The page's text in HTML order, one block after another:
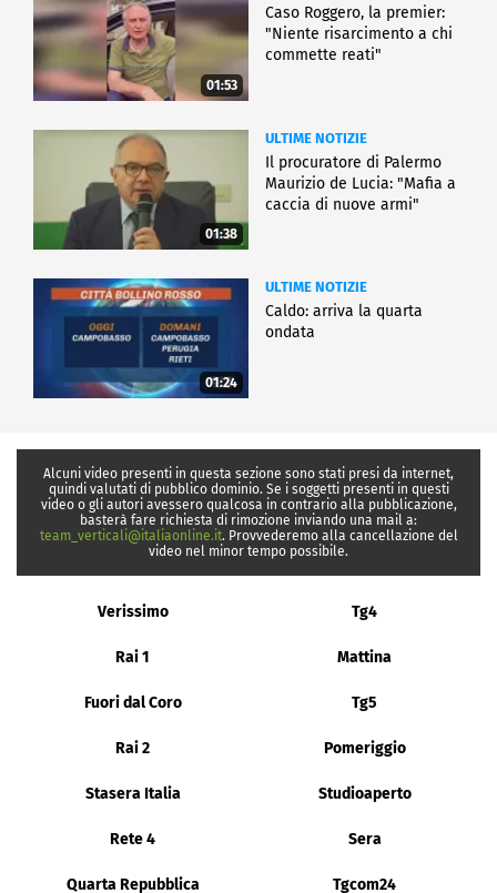
01:53
Caso Roggero, la premier:
"Niente risarcimento a chi
commette reati"
01:38
ULTIME NOTIZIE
Il procuratore di Palermo
Maurizio de Lucia: "Mafia a
caccia di nuove armi"
01:24
ULTIME NOTIZIE
Caldo: arriva la quarta
ondata
Alcuni video presenti in questa sezione sono stati presi da internet,
quindi valutati di pubblico dominio. Se i soggetti presenti in questi
video o gli autori avessero qualcosa in contrario alla pubblicazione,
basterà fare richiesta di rimozione inviando una mail a:
team_verticali@italiaonline.it. Provvederemo alla cancellazione del
video nel minor tempo possibile.
Verissimo Tg4
Rai 1 Mattina
Fuori dal Coro Tg5
Rai 2 Pomeriggio
Stasera Italia Studioaperto
Rete 4 Sera
Quarta Repubblica Tgcom24